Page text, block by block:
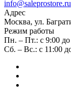
info@saleprostore.ru
Адрес
Москва, ул.
Режим работы
Пн. – Пт.: с 9:00 до
Сб. – Вс.: с 11:00